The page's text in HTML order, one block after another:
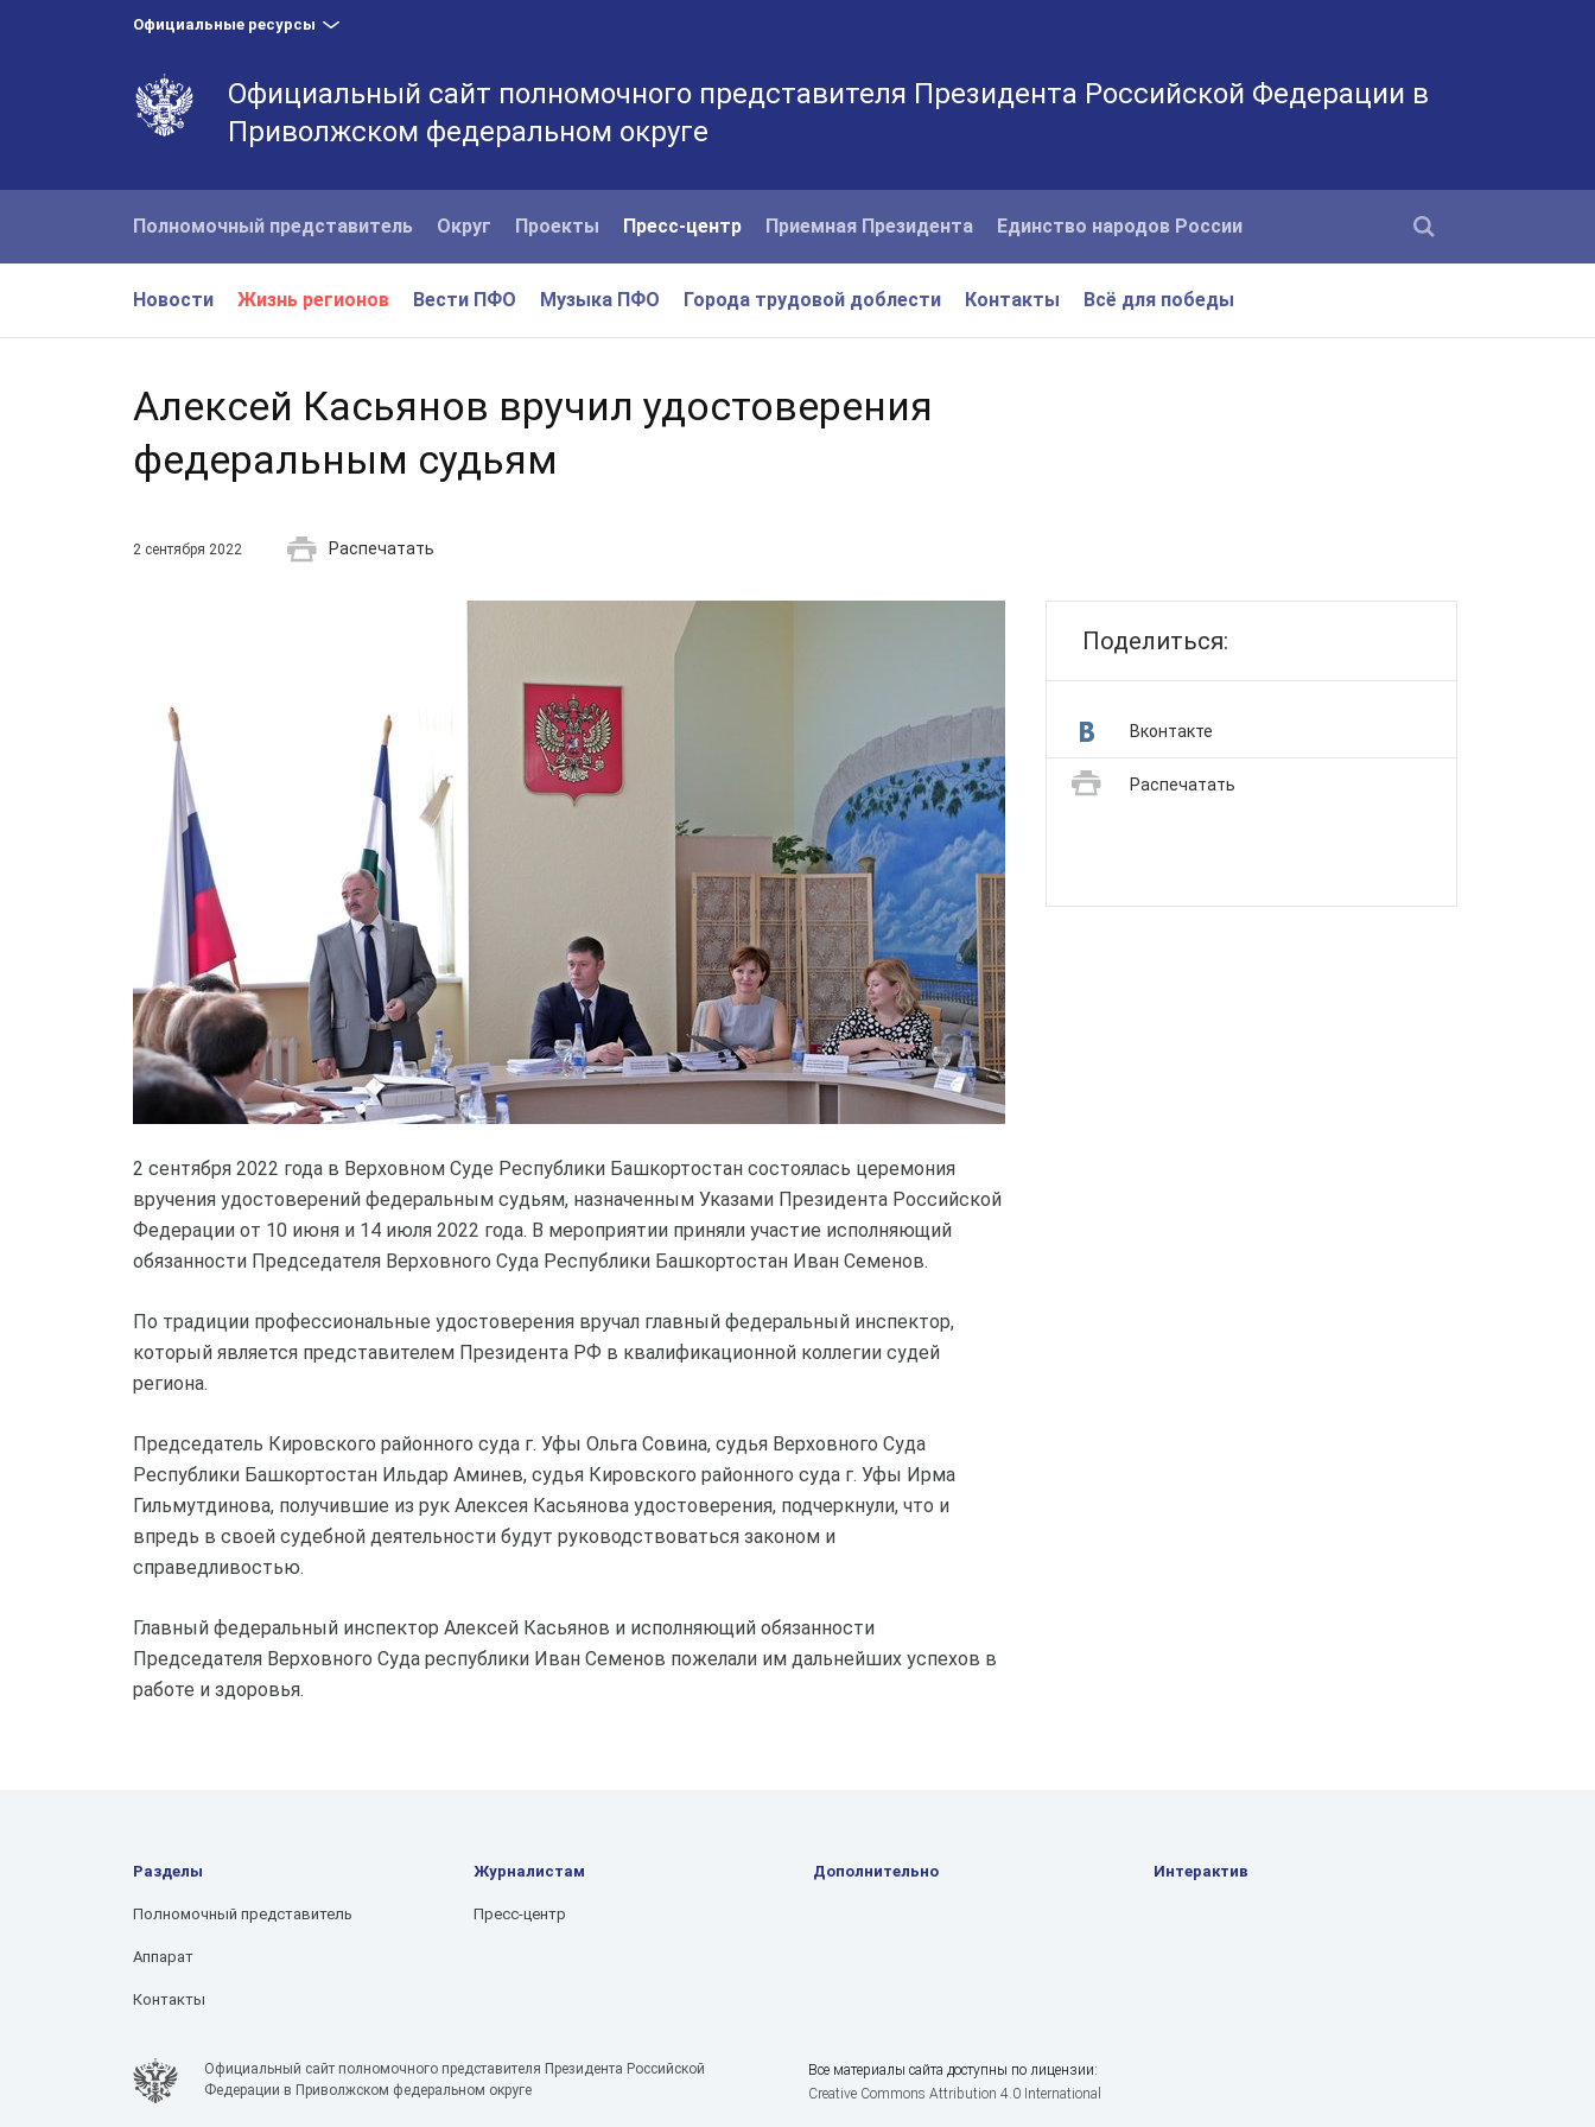
Официальные ресурсы
Официальный сайт полномочного представителя Президента Российской Федерации в
Приволжском федеральном округе
Полномочный представитель Округ Проекты Пресс-центр Приемная Президента Единство народов России
Новости Жизнь регионов Вести ПФО Музыка ПФО Города трудовой доблести Контакты Всё для победы
Алексей Касьянов вручил удостоверения
федеральным судьям
2 сентября 2022 Распечатать
2 сентября 2022 года в Верховном Суде Республики Башкортостан состоялась церемония
вручения удостоверений федеральным судьям, назначенным Указами Президента Российской
Федерации от 10 июня и 14 июля 2022 года. В мероприятии приняли участие исполняющий
обязанности Председателя Верховного Суда Республики Башкортостан Иван Семенов.
По традиции профессиональные удостоверения вручал главный федеральный инспектор,
который является представителем Президента РФ в квалификационной коллегии судей
региона.
Председатель Кировского районного суда г. Уфы Ольга Совина, судья Верховного Суда
Республики Башкортостан Ильдар Аминев, судья Кировского районного суда г. Уфы Ирма
Гильмутдинова, получившие из рук Алексея Касьянова удостоверения, подчеркнули, что и
впредь в своей судебной деятельности будут руководствоваться законом и
справедливостью.
Главный федеральный инспектор Алексей Касьянов и исполняющий обязанности
Председателя Верховного Суда республики Иван Семенов пожелали им дальнейших успехов в
работе и здоровья.
Поделиться:
Вконтакте
Распечатать
Разделы
Полномочный представитель
Аппарат
Контакты
Журналистам
Пресс-центр
Дополнительно Интерактив
Официальный сайт полномочного представителя Президента Российской
Федерации в Приволжском федеральном округе
Все материалы сайта доступны по лицензии:
Creative Commons Attribution 4.0 International